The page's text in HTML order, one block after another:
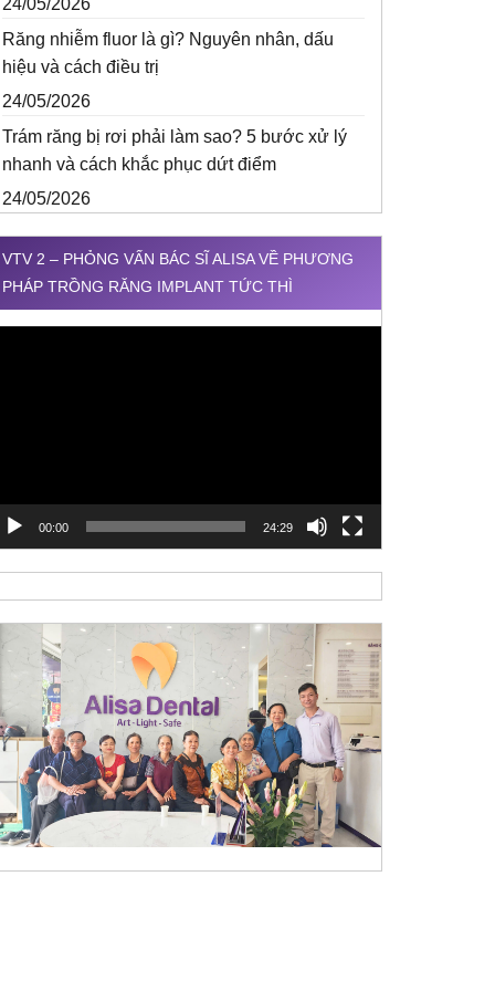
24/05/2026
Răng nhiễm fluor là gì? Nguyên nhân, dấu
hiệu và cách điều trị
24/05/2026
Trám răng bị rơi phải làm sao? 5 bước xử lý
nhanh và cách khắc phục dứt điểm
24/05/2026
VTV 2 – PHỎNG VẤN BÁC SĨ ALISA VỀ PHƯƠNG
PHÁP TRỒNG RĂNG IMPLANT TỨC THÌ
00:00 24:29